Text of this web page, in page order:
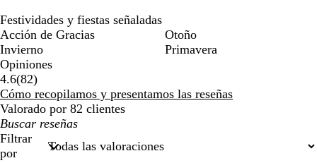
Festividades y fiestas señaladas
Acción de Gracias
Invierno
Otoño
Primavera
Opiniones
4.6(8282
reseñas
)
Cómo recopilamos y presentamos las reseñas
Valorado por 82 clientes
Mis
búsquedas
Filtrar
por